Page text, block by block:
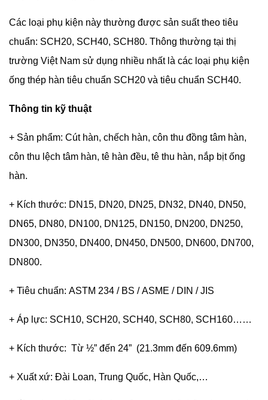
Các loại phụ kiện này thường được sản suất theo tiêu
chuẩn: SCH20, SCH40, SCH80. Thông thường tại thị
trường Việt Nam sử dụng nhiều nhất là các loại phụ kiện
ống thép hàn tiêu chuẩn SCH20 và tiêu chuẩn SCH40.
Thông tin kỹ thuật
+ Sản phẩm: Cút hàn, chếch hàn, côn thu đồng tâm hàn,
côn thu lệch tâm hàn, tê hàn đều, tê thu hàn, nắp bịt ống
hàn.
+ Kích thước: DN15, DN20, DN25, DN32, DN40, DN50,
DN65, DN80, DN100, DN125, DN150, DN200, DN250,
DN300, DN350, DN400, DN450, DN500, DN600, DN700,
DN800.
+ Tiêu chuẩn: ASTM 234 / BS / ASME / DIN / JIS
+ Áp lực: SCH10, SCH20, SCH40, SCH80, SCH160……
+ Kích thước: Từ ½” đến 24” (21.3mm đến 609.6mm)
+ Xuất xứ: Đài Loan, Trung Quốc, Hàn Quốc,…